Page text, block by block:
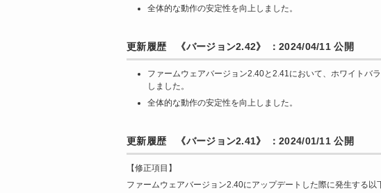
全体的な動作の安定性を向上しました。
更新履歴 《バージョン2.42》 ：2024/04/11 公開
ファームウェアバージョン2.40と2.41において、ホワイトバ
しました。
全体的な動作の安定性を向上しました。
更新履歴 《バージョン2.41》 ：2024/01/11 公開
【修正項目】
ファームウェアバージョン2.40にアップデートした際に発生する以